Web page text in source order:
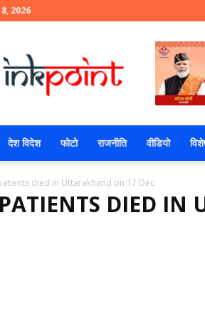
2026
देश विदेश फोटो राजनीति वीडियो
died in Uttarakhand on 17 Dec
DIED IN